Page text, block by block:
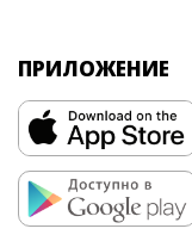
ПРИЛОЖЕНИЕ